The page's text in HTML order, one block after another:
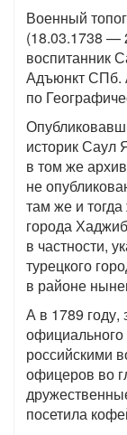
Военный
(18.03.1738 —
воспитанник
Адъюнкт СПб.
по
историк Саул
в том же
не
там же и
города
в частности,
турецкого
в районе
А в 1789 году,
российскими
офицеров во
посетила